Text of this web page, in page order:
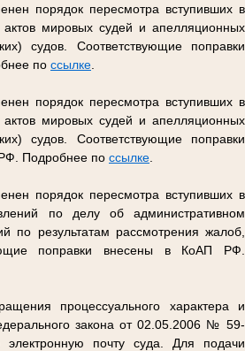
порядок пересмотра вступивших в
мировых судей и апелляционных
судов. Соответствующие поправки
по ссылке
порядок пересмотра вступивших в
мировых судей и апелляционных
судов. Соответствующие поправки
Подробнее по ссылке
порядок пересмотра вступивших в
по делу об административном
по результатам рассмотрения жалоб,
поправки внесены в КоАП РФ.
процессуального характера и
закона от 02.05.2006 № 59-
почту суда. Для подачи